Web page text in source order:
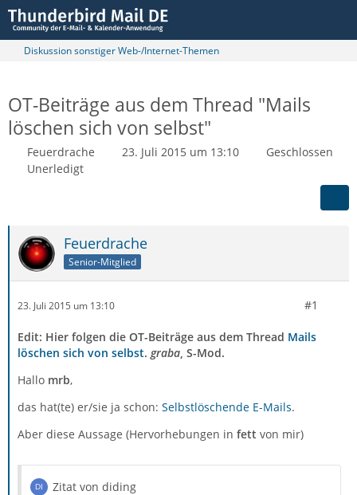
Diskussion sonstiger Web-/Internet-Themen
OT-Beiträge aus dem Thread "Mails
löschen sich von selbst"
Feuerdrache 23. Juli 2015 um 13:10
Geschlossen
Unerledigt
Feuerdrache
Senior-Mitglied
23. Juli 2015 um 13:10 #1
Edit: Hier folgen die OT-Beiträge aus dem Thread Mails
löschen sich von selbst. graba, S-Mod.
Hallo mrb,
das hat(te) er/sie ja schon: Selbstlöschende E-Mails.
Aber diese Aussage (Hervorhebungen in fett von mir)
Zitat von diding